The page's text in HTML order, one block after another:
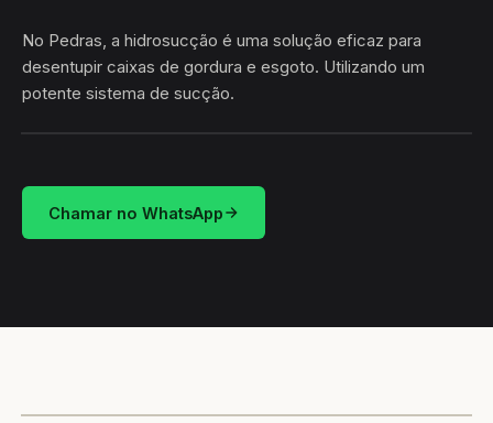
No Pedras, a hidrosucção é uma solução eficaz para
desentupir caixas de gordura e esgoto. Utilizando um
potente sistema de sucção.
HIDROSUCÇÃO PEDRAS · CONCEIÇÃO DO COITÉ/BA
Chamar no WhatsApp